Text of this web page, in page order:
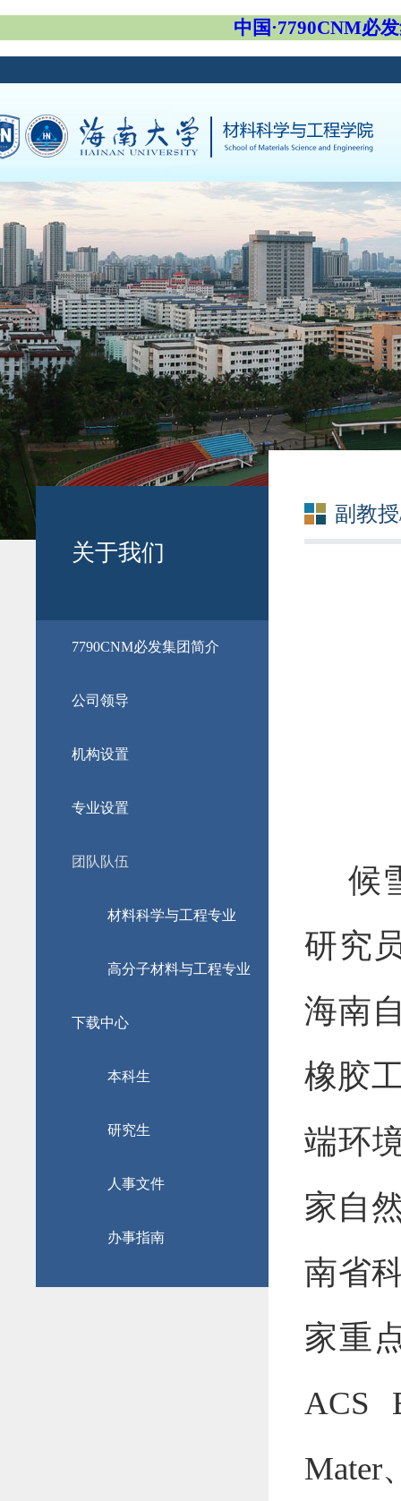
中国·7790CNM必
关于我们
​7790CNM必发集团简介
公司领导
机构设置
专业设置
团队队伍
材料科学与工程专业
高分子材料与工程专业
下载中心
本科生
研究生
人事文件
办事指南
副教
候
研究
海南
橡胶
端环
家自
南省
家重
ACS
Mater